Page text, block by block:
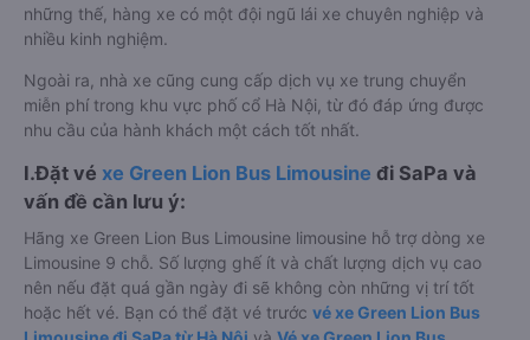
những thế, hàng xe có một đội ngũ lái xe chuyên nghiệp và
nhiều kinh nghiệm.
Ngoài ra, nhà xe cũng cung cấp dịch vụ xe trung chuyển
miễn phí trong khu vực phố cổ Hà Nội, từ đó đáp ứng được
nhu cầu của hành khách một cách tốt nhất.
I.Đặt vé xe Green Lion Bus Limousine đi SaPa và
vấn đề cần lưu ý:
Hãng xe Green Lion Bus Limousine limousine hỗ trợ dòng xe
Limousine 9 chỗ. Số lượng ghế ít và chất lượng dịch vụ cao
nên nếu đặt quá gần ngày đi sẽ không còn những vị trí tốt
hoặc hết vé. Bạn có thể đặt vé trước vé xe Green Lion Bus